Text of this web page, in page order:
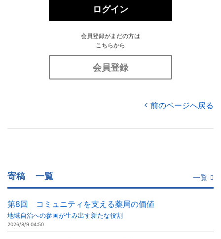
ログイン
会員登録がまだの方は
こちらから
会員登録
前のページへ戻る
寄稿 一覧 一覧
第8回 コミュニティを支える薬局の価値
地域自治への参画が生み出す新たな役割
2026/8/9 04:50